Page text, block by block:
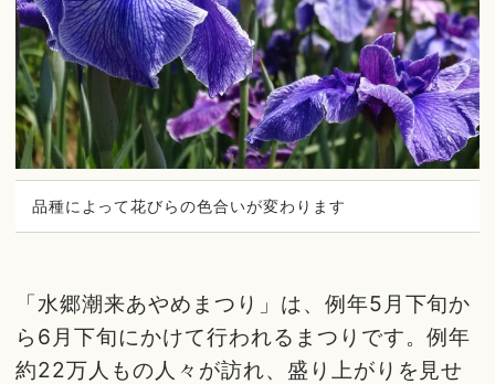
品種によって花びらの色合いが変わります
「水郷潮来あやめまつり」は、例年5月下旬か
ら6月下旬にかけて行われるまつりです。例年
約22万人もの人々が訪れ、盛り上がりを見せ